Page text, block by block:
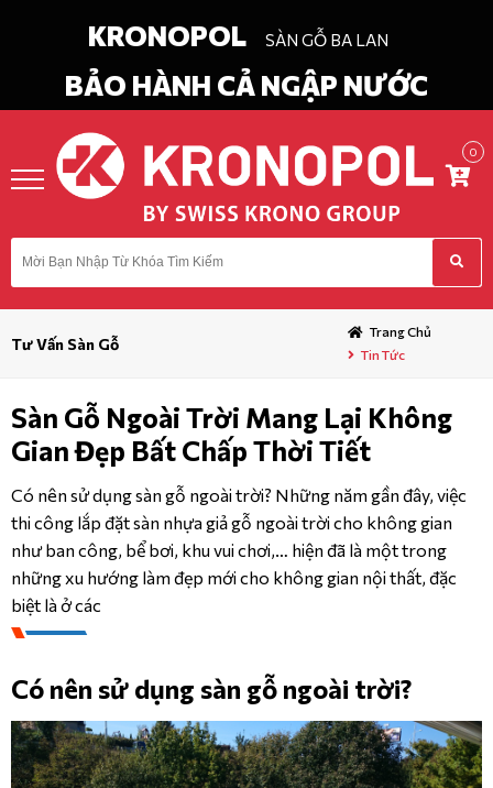
KRONOPOL SÀN GỖ BA LAN
BẢO HÀNH CẢ NGẬP NƯỚC
0
DANH
MỤC
DANH MỤC SẢN PHẨM
AQUA
ZERO
–
10MM/AC5
GIỚI THIỆU
CÔNG TRÌNH
LIÊN HỆ
SẢN PHẨM
Tư Vấn Sàn Gỗ
Trang Chủ
Tin Tức
Sàn Gỗ Ngoài Trời Mang Lại Không
Gian Đẹp Bất Chấp Thời Tiết
Có nên sử dụng sàn gỗ ngoài trời? Những năm gần đây, việc
thi công lắp đặt sàn nhựa giả gỗ ngoài trời cho không gian
như ban công, bể bơi, khu vui chơi,… hiện đã là một trong
những xu hướng làm đẹp mới cho không gian nội thất, đặc
biệt là ở các
Có nên sử dụng sàn gỗ ngoài trời?